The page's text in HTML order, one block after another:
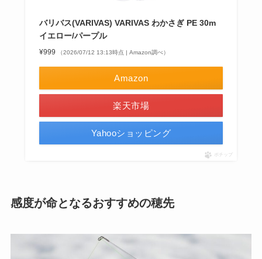
バリバス(VARIVAS) VARIVAS わかさぎ PE 30m
イエロー/パープル
¥999 （2026/07/12 13:13時点 | Amazon調べ）
Amazon
楽天市場
Yahooショッピング
ポチップ
感度が命となるおすすめの穂先